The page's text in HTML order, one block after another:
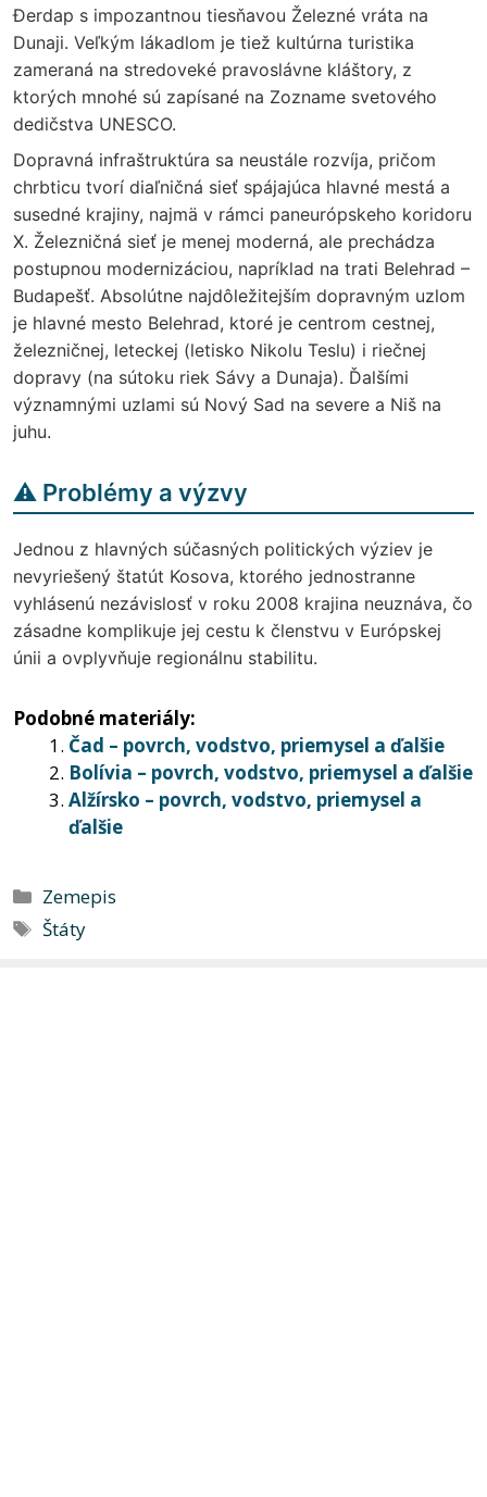
Đerdap s impozantnou tiesňavou Železné vráta na
Dunaji. Veľkým lákadlom je tiež kultúrna turistika
zameraná na stredoveké pravoslávne kláštory, z
ktorých mnohé sú zapísané na Zozname svetového
dedičstva UNESCO.
Dopravná infraštruktúra sa neustále rozvíja, pričom
chrbticu tvorí diaľničná sieť spájajúca hlavné mestá a
susedné krajiny, najmä v rámci paneurópskeho koridoru
X. Železničná sieť je menej moderná, ale prechádza
postupnou modernizáciou, napríklad na trati Belehrad –
Budapešť. Absolútne najdôležitejším dopravným uzlom
je hlavné mesto Belehrad, ktoré je centrom cestnej,
železničnej, leteckej (letisko Nikolu Teslu) i riečnej
dopravy (na sútoku riek Sávy a Dunaja). Ďalšími
významnými uzlami sú Nový Sad na severe a Niš na
juhu.
⚠️ Problémy a výzvy
Jednou z hlavných súčasných politických výziev je
nevyriešený štatút Kosova, ktorého jednostranne
vyhlásenú nezávislosť v roku 2008 krajina neuznáva, čo
zásadne komplikuje jej cestu k členstvu v Európskej
únii a ovplyvňuje regionálnu stabilitu.
Podobné materiály:
Čad – povrch, vodstvo, priemysel a ďalšie
Bolívia – povrch, vodstvo, priemysel a ďalšie
Alžírsko – povrch, vodstvo, priemysel a
ďalšie
Kategórie
Zemepis
Značky
Štáty